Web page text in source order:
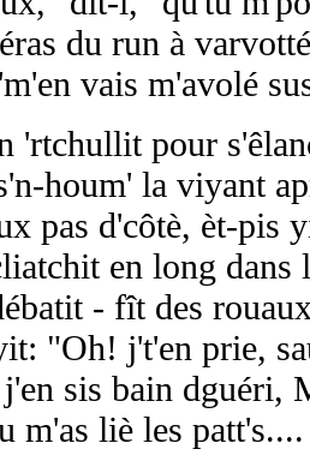
du run à
vais m'avolé
'rtchullit pour
houm' la viyant
pas d'côtè, èt-pis
en long
- fît des
"Oh! j't'en prie,
sis bain dguéri,
m'as liè les